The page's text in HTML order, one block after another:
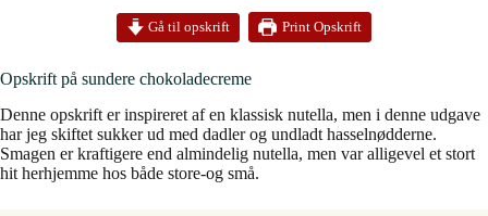
Gå til opskrift Print Opskrift
Opskrift på sundere chokoladecreme
Denne opskrift er inspireret af en klassisk nutella, men i denne udgave
har jeg skiftet sukker ud med dadler og undladt hasselnødderne.
Smagen er kraftigere end almindelig nutella, men var alligevel et stort
hit herhjemme hos både store-og små.